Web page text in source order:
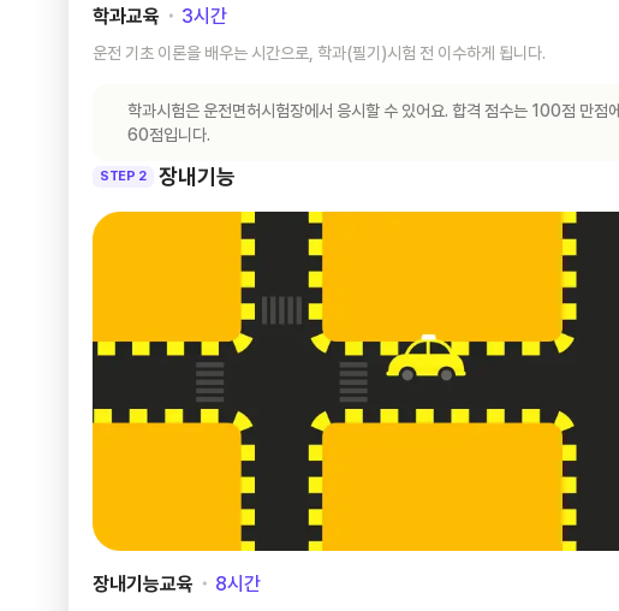
학과교육 ･ 3시간
운전 기초 이론을 배우는 시간으로, 학과(필기)시험 전 이수하게 됩니다.
학과시험은 운전면허시험장에서 응시할 수 있어요. 합격 점수는 100점 만점에
60점입니다.
STEP 2 장내기능
장내기능교육 ･ 8시간